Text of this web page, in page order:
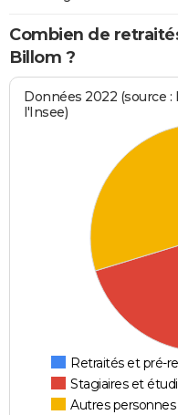
Combien de
Billom ?
Données 2022 (source
l'Insee)
Retraités et pré-
Stagiaires et
Autres